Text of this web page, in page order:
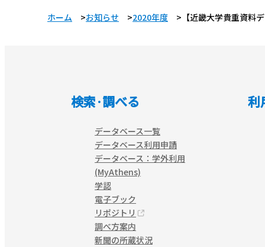
ホーム お知らせ 2020年度 【近畿大学貴重資料
検索·調べる
データベース一覧
データベース利用申請
データベース：学外利用
(MyAthens)
学認
電子ブック
リポジトリ
調べ方案内
新聞の所蔵状況
利